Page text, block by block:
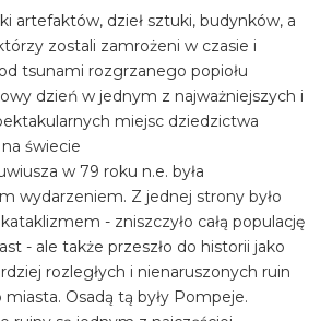
artefaktów, dzieł sztuki, budynków, a
zostali zamrożeni w czasie i
tsunami rozgrzanego popiołu
dzień w jednym z najważniejszych i
miejsc dziedzictwa
świecie
w 79 roku n.e. była
wydarzeniem. Z jednej strony było
- zniszczyło całą populację
- ale także przeszło do historii jako
rozległych i nienaruszonych ruin
Osadą tą były Pompeje.